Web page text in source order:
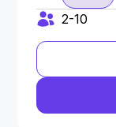
2-10